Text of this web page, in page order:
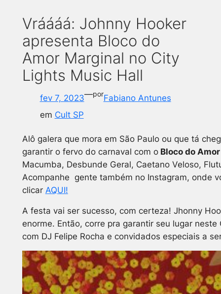
Vráááá: Johnny Hooker
apresenta Bloco do
Amor Marginal no City
Lights Music Hall
fev 7, 2023—porFabiano Antunes
em Cult SP
Alô galera que mora em São Paulo ou que tá
garantir o fervo do carnaval com oBloco do
Macumba, Desbunde Geral, Caetano Veloso,
Acompanhe gente também no Instagram, onde
clicar AQUI!
A festa vai ser sucesso, com certeza! Jhonny
enorme. Então, corre pra garantir seu lugar
com DJ Felipe Rocha e convidados especiais a